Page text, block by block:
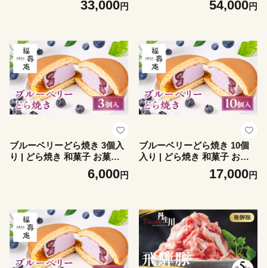
生川精肉 JJ016VC1433,000円
川精肉 JJ016VC1554,000円
ブルーベリーどら焼き 3個入
り | どら焼き 和菓子 お菓子
ブルーべリー フルーツ スイ
ーツ 飛騨高山 株式会社創 和
6,000円
ブルーベリーどら焼き 10個
入り | どら焼き 和菓子 お菓
子 ブルーべリー フルーツ ス
イーツ 飛騨高山 株式会社創
17,000円